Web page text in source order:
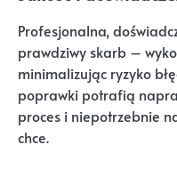
Profesjonalna,
prawdziwy skarb –
minimalizując ryzyko
poprawki potrafią
proces i niepotrzebnie
chce.